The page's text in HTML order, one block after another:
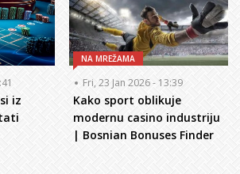
iz
NA MREŽAMA
Fri, 23 Jan 2026 - 13:39
Kako sport oblikuje
modernu casino industriju
| Bosnian Bonuses Finder